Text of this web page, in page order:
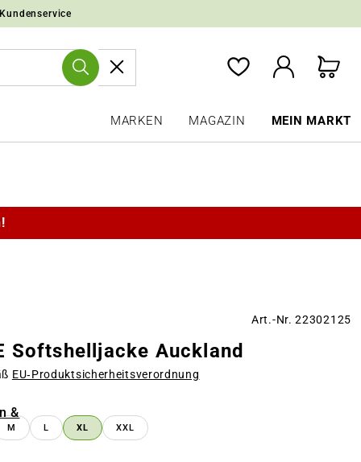
MARKEN MAGAZIN MEIN MARKT
&
Art.-Nr. 22302125
Softshelljacke Auckland
EU‑Produktsicherheitsverordnung
M L XL XXL